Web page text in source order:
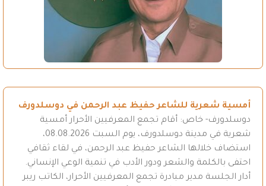
أمسية شعرية للشاعر حفيظ عبد الرحمن في دوسلدورف
دوسلدورف- خاص: أقام تجمع المعرفيين الأحرار أمسية
شعرية في مدينة دوسلدورف، يوم السبت 08.08.2026،
استضاف خلالها الشاعر حفيظ عبد الرحمن، في لقاء ثقافي
احتفى بالكلمة والشعر ودور الأدب في تنمية الوعي الإنساني.
أدار الجلسة مدير مبادرة تجمع المعرفيين الأحرار، الكاتب ريبر